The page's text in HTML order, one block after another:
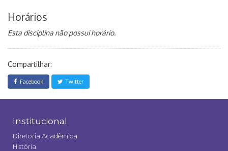
Horários
Esta disciplina não possui horário.
Compartilhar:
Facebook Twitter
Institucional
Diretoria Acadêmica
História